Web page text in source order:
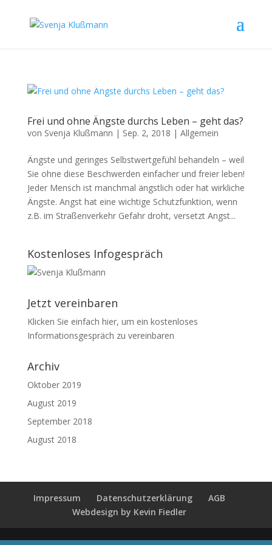
Frei und ohne Ängste durchs Leben – geht das?
von Svenja Klußmann | Sep. 2, 2018 | Allgemein
Ängste und geringes Selbstwertgefühl behandeln – weil
Sie ohne diese Beschwerden einfacher und freier leben!
Jeder Mensch ist manchmal ängstlich oder hat wirkliche
Ängste. Angst hat eine wichtige Schutzfunktion, wenn
z.B. im Straßenverkehr Gefahr droht, versetzt Angst...
Kostenloses Infogespräch
Jetzt vereinbaren
Klicken Sie einfach hier, um ein kostenloses
Informationsgespräch zu vereinbaren
Archiv
Oktober 2019
August 2019
September 2018
August 2018
Impressum Datenschutzerklärung
AGB
Webdesign by Kevin Fiedler